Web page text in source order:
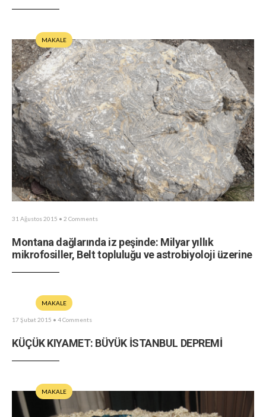
MAKALE
31 Ağustos 2015 • 2 Comments
Montana dağlarında iz peşinde: Milyar yıllık
mikrofosiller, Belt topluluğu ve astrobiyoloji üzerine
MAKALE
17 Şubat 2015 • 4 Comments
KÜÇÜK KIYAMET: BÜYÜK İSTANBUL DEPREMİ
MAKALE